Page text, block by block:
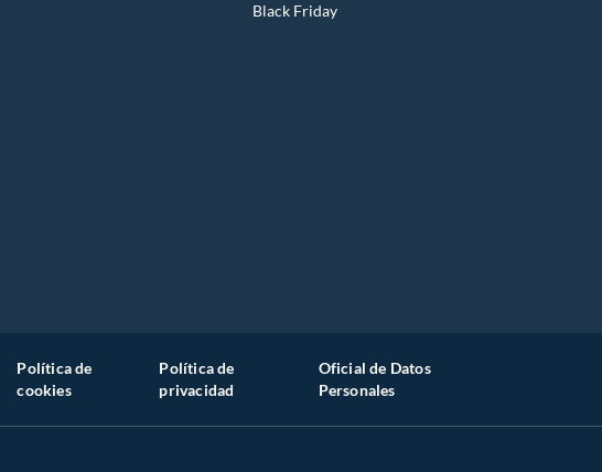
Black Friday
Política de
cookies
Política de
privacidad
Oficial de Datos
Personales